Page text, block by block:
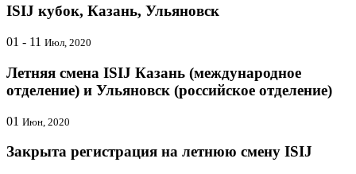
ISIJ кубок, Казань, Ульяновск
01 - 11 Июл, 2020
Летняя смена ISIJ Казань (международное
отделение) и Ульяновск (российское отделение)
01 Июн, 2020
Закрыта регистрация на летнюю смену ISIJ